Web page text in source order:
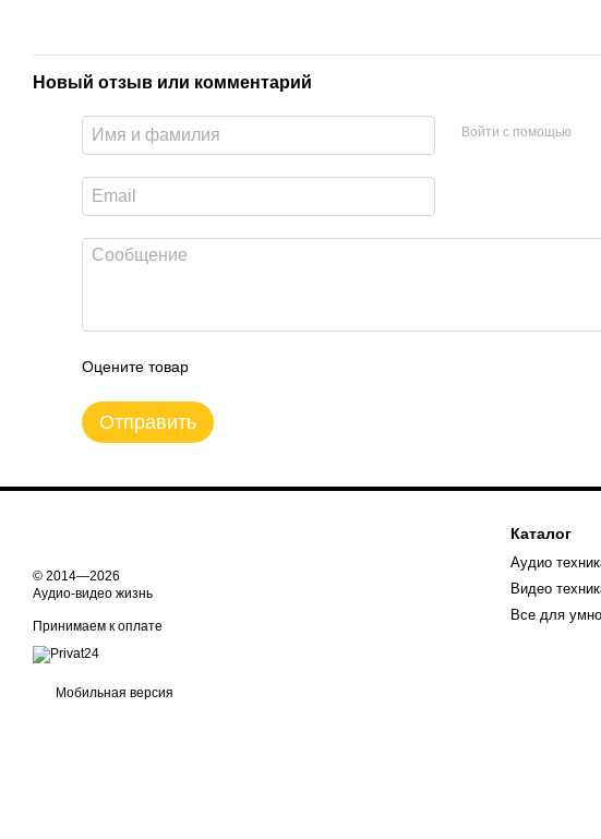
Новый отзыв или комментарий
Войти с помощью
Оцените товар
Отправить
© 2014—2026
Аудио-видео жизнь
Принимаем к оплате
Мобильная версия
Каталог
Аудио
Видео
Все для